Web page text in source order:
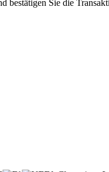
bestätigen Sie die